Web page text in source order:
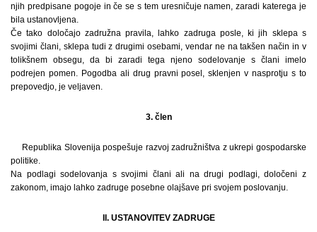
njih predpisane pogoje in če se s tem uresničuje namen, zaradi katerega je
bila ustanovljena.
Če tako določajo zadružna pravila, lahko zadruga posle, ki jih sklepa s
svojimi člani, sklepa tudi z drugimi osebami, vendar ne na takšen način in v
tolikšnem obsegu, da bi zaradi tega njeno sodelovanje s člani imelo
podrejen pomen. Pogodba ali drug pravni posel, sklenjen v nasprotju s to
prepovedjo, je veljaven.
3. člen
Republika Slovenija pospešuje razvoj zadružništva z ukrepi gospodarske
politike.
Na podlagi sodelovanja s svojimi člani ali na drugi podlagi, določeni z
zakonom, imajo lahko zadruge posebne olajšave pri svojem poslovanju.
II. USTANOVITEV ZADRUGE